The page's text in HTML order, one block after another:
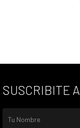
SUSCRIBITE